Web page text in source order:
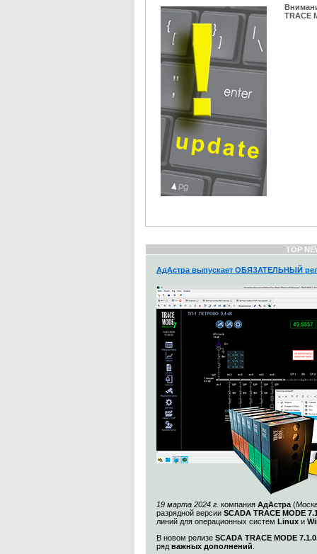
TRACE
TOP
АдАстра выпускает ОБЯЗАТЕЛЬНЫЙ
19 марта 2024 г. компания АдАстра (
разрядной версии SCADA TRACE MODE
линий для операционных систем Linux и
В новом релизе SCADA TRACE MODE
ряд важных дополнений